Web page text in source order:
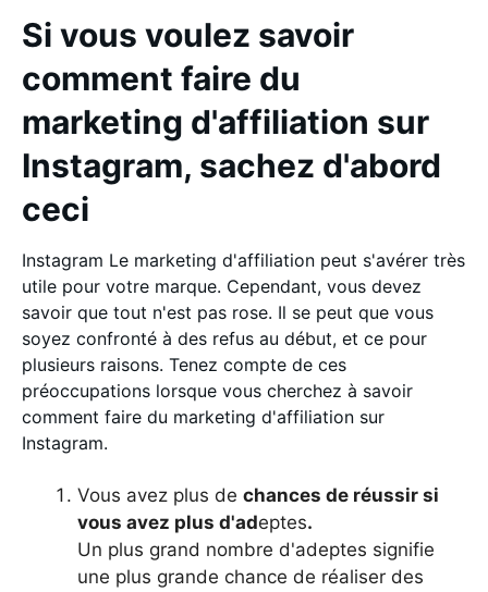
Si vous voulez savoir
comment faire du
marketing d'affiliation sur
Instagram, sachez d'abord
ceci
Instagram Le marketing d'affiliation peut s'avérer très
utile pour votre marque. Cependant, vous devez
savoir que tout n'est pas rose. Il se peut que vous
soyez confronté à des refus au début, et ce pour
plusieurs raisons. Tenez compte de ces
préoccupations lorsque vous cherchez à savoir
comment faire du marketing d'affiliation sur
Instagram.
Vous avez plus de chances de réussir si
vous avez plus d'adeptes.
Un plus grand nombre d'adeptes signifie
une plus grande chance de réaliser des